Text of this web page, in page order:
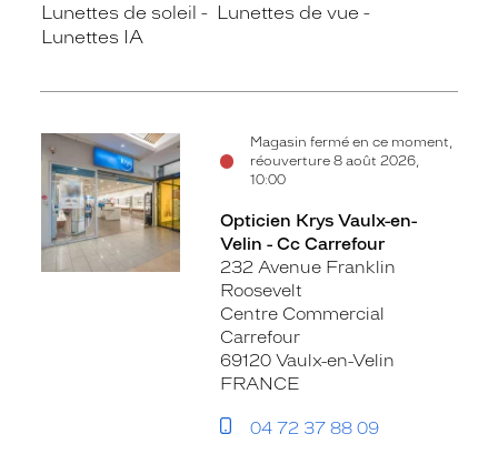
Lunettes de soleil
Lunettes de vue
Lunettes IA
Magasin fermé en ce moment,
réouverture 8 août 2026,
10:00
Opticien Krys Vaulx-en-
Velin - Cc Carrefour
232 Avenue Franklin
Roosevelt
Centre Commercial
Carrefour
69120 Vaulx-en-Velin
FRANCE
04 72 37 88 09